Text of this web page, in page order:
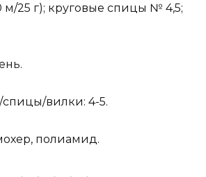
м/25 г); круговые спицы № 4,5;
вилки: 4-5.
полиамид.